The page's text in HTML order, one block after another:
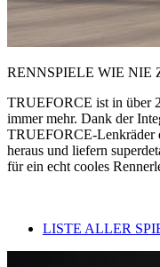
RENNSPIELE WIE NIE
TRUEFORCE ist in über
immer mehr. Dank der
TRUEFORCE-Lenkräder
heraus und liefern
für ein echt cooles
LISTE ALLER